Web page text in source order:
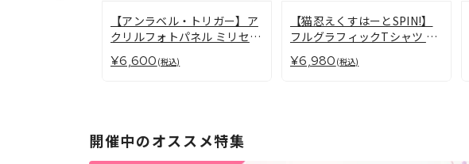
【アンラベル・トリガー】ア
クリルフォトパネル ミリセン
ト・フリード・レオンハルト
¥6,600 (税込)
【猫忍えくすはーとSPIN!】
フルグラフィックTシャツ 巻
菱 ナナコ
¥6,980 (税込)
開催中のオススメ特集